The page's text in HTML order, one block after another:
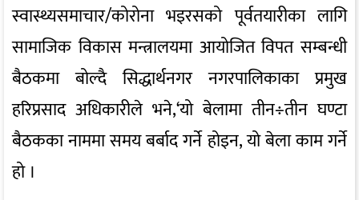
स्वास्थ्यसमाचार/कोरोना भइरसको पूर्वतयारीका लागि
सामाजिक विकास मन्त्रालयमा आयोजित विपत सम्बन्धी
बैठकमा बोल्दै सिद्धार्थनगर नगरपालिकाका प्रमुख
हरिप्रसाद अधिकारीले भने,‘यो बेलामा तीन÷तीन घण्टा
बैठकका नाममा समय बर्बाद गर्ने होइन, यो बेला काम गर्ने
हो ।